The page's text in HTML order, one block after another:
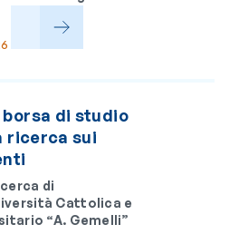
borsa di studio
ricerca sui
di
Cattolica e
“A. Gemelli”